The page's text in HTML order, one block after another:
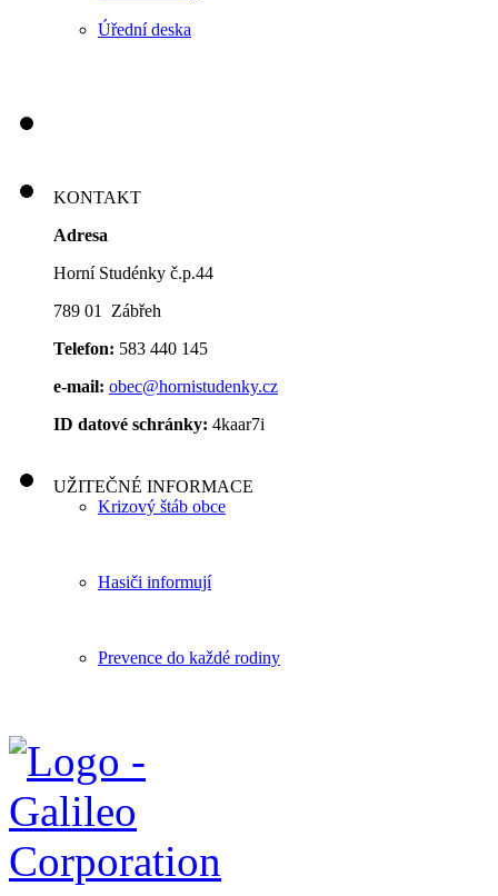
Úřední deska
KONTAKT
Adresa
Horní Studénky č.p.44
789 01 Zábřeh
Telefon: 583 440 145
e-mail: obec@hornistudenky.cz
ID datové schránky: 4kaar7i
UŽITEČNÉ INFORMACE
Krizový štáb obce
Hasiči informují
Prevence do každé rodiny